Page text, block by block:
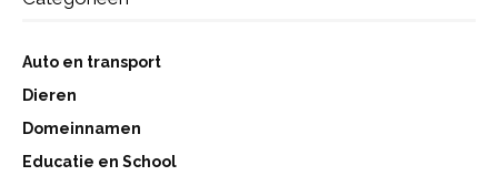
Auto en transport
Dieren
Domeinnamen
Educatie en School